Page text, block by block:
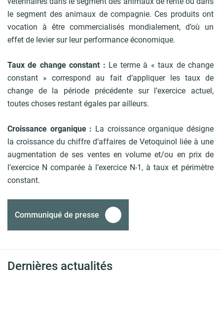
le segment des animaux de compagnie. Ces produits ont
vocation à être commercialisés mondialement, d’où un
effet de levier sur leur performance économique.
Taux de change constant : Le terme à « taux de change
constant » correspond au fait d’appliquer les taux de
change de la période précédente sur l’exercice actuel,
toutes choses restant égales par ailleurs.
Croissance organique : La croissance organique désigne
la croissance du chiffre d’affaires de Vetoquinol liée à une
augmentation de ses ventes en volume et/ou en prix de
l’exercice N comparée à l’exercice N-1, à taux et périmètre
constant.
Communiqué de presse
Dernières actualités